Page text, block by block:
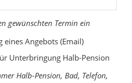
gewünschten Termin ein
eines Angebots (Email)
Unterbringung Halb-Pension
Halb-Pension, Bad, Telefon,